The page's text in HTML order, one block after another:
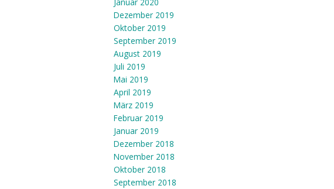
Dezember 2019
Oktober 2019
September 2019
August 2019
Juli 2019
Mai 2019
April 2019
März 2019
Februar 2019
Januar 2019
Dezember 2018
November 2018
Oktober 2018
September 2018